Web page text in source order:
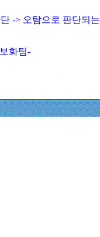
-> 오탐으로 판단되
화팀-